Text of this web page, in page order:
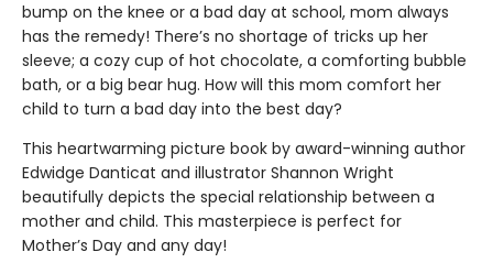
bump on the knee or a bad day at school, mom always
has the remedy! There’s no shortage of tricks up her
sleeve; a cozy cup of hot chocolate, a comforting bubble
bath, or a big bear hug. How will this mom comfort her
child to turn a bad day into the best day?
This heartwarming picture book by award-winning author
Edwidge Danticat and illustrator Shannon Wright
beautifully depicts the special relationship between a
mother and child. This masterpiece is perfect for
Mother’s Day and any day!